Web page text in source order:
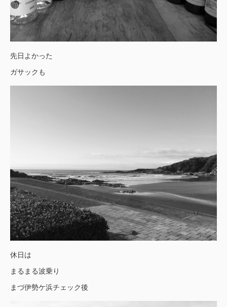
先日よかった
ガサックも
休日は
まるまる波乗り
まづ伊勢ケ浜チェック後